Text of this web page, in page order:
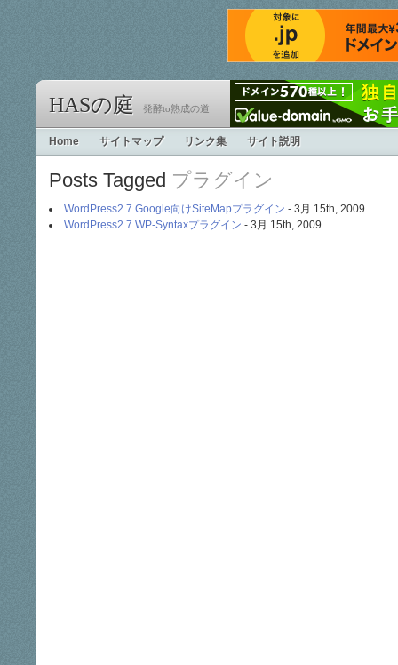
HASの庭 発酵to熟成の道
Home サイトマップ リンク集 サイト説明
Posts Tagged プラグイン
WordPress2.7 Google向けSiteMapプラグイン - 3月 15th, 2009
WordPress2.7 WP-Syntaxプラグイン - 3月 15th, 2009